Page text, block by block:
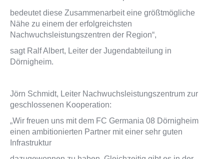
bedeutet diese Zusammenarbeit eine größtmögliche
Nähe zu einem der erfolgreichsten
Nachwuchsleistungszentren der Region“,
sagt Ralf Albert, Leiter der Jugendabteilung in
Dörnigheim.
Jörn Schmidt, Leiter Nachwuchsleistungszentrum zur
geschlossenen Kooperation:
„Wir freuen uns mit dem FC Germania 08 Dörnigheim
einen ambitionierten Partner mit einer sehr guten
Infrastruktur